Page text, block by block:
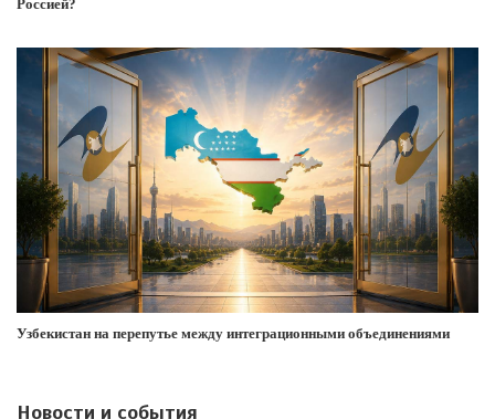
Россией?
Узбекистан на перепутье между интеграционными объединениями
Новости и события